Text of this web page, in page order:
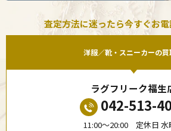
査定方法に迷ったら今すぐお電
洋服／靴・スニーカーの買
ラグフリーク福生
042-513-
11:00〜20:00 定休日 水